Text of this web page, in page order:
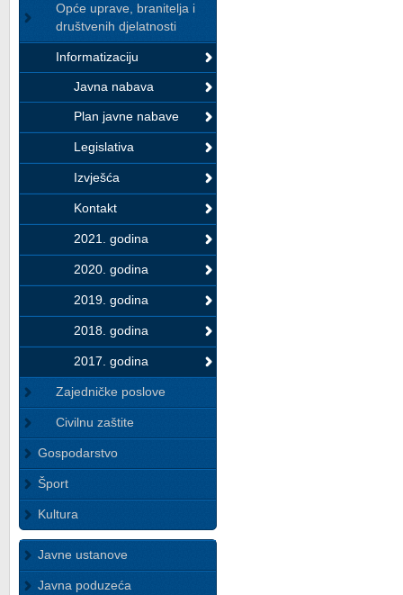
Opće uprave, branitelja i
društvenih djelatnosti
Informatizaciju
Javna nabava
Plan javne nabave
Legislativa
Izvješća
Kontakt
2021. godina
2020. godina
2019. godina
2018. godina
2017. godina
Zajedničke poslove
Civilnu zaštite
Gospodarstvo
Šport
Kultura
Javne ustanove
Javna poduzeća